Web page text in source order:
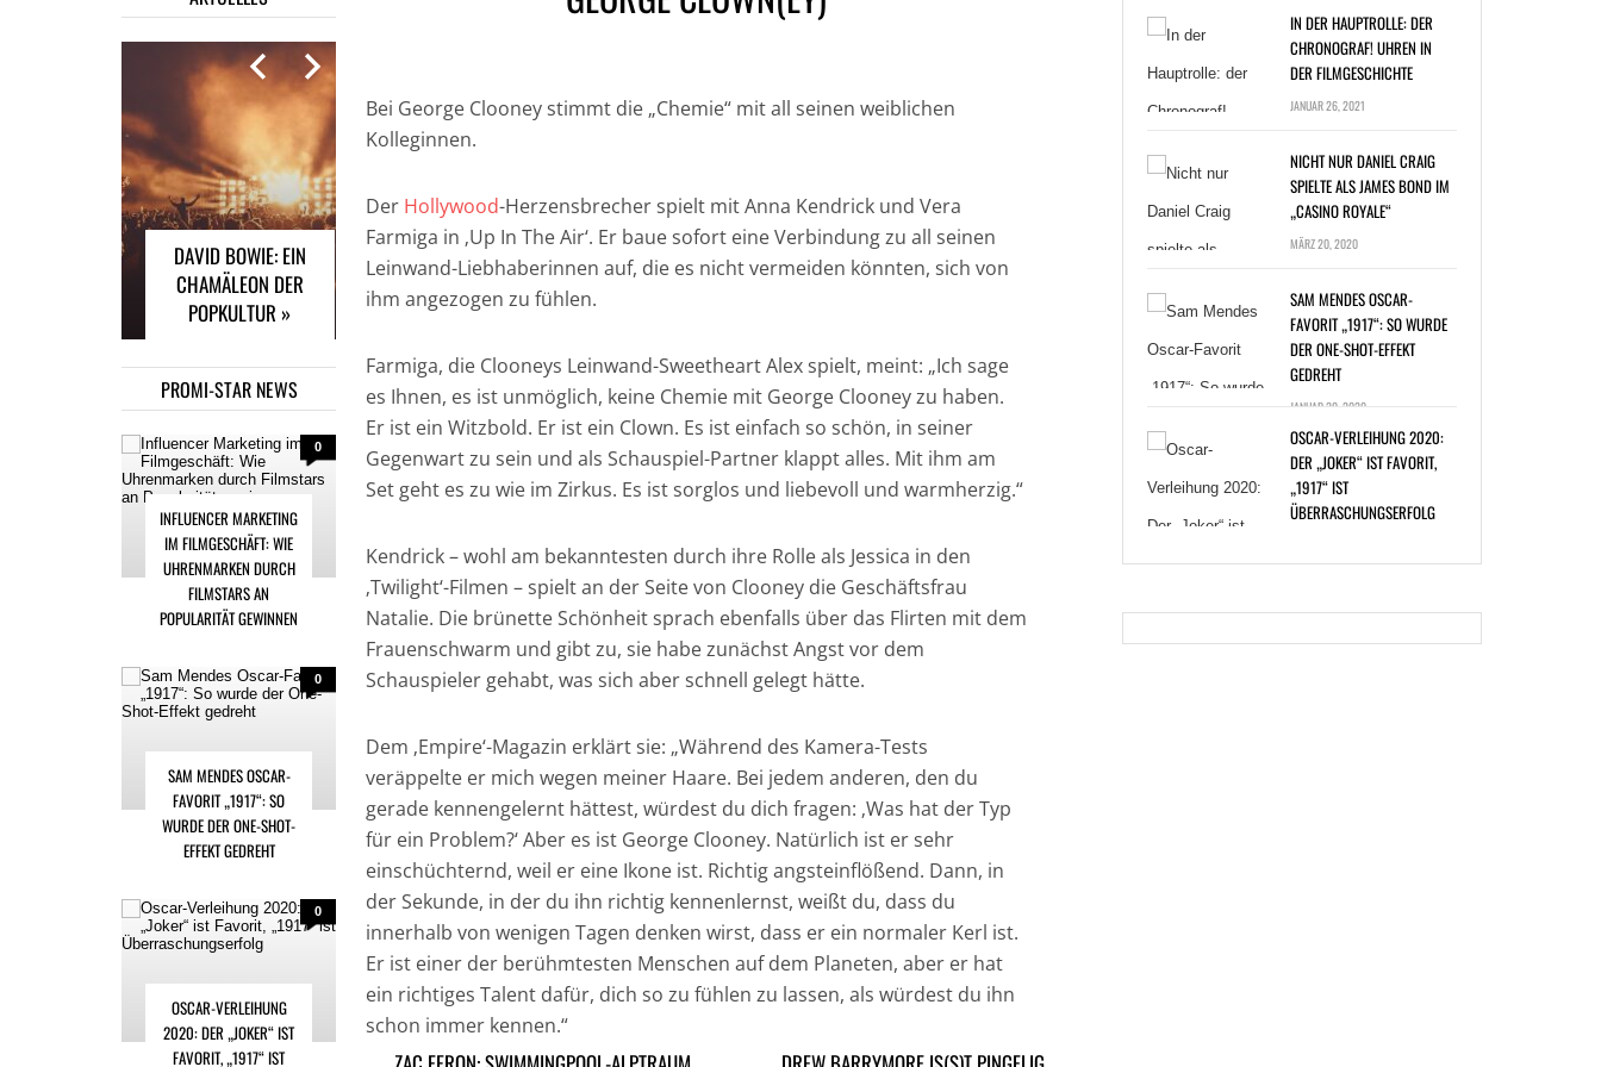
DAVID BOWIE: EIN
CHAMÄLEON DER
POPKULTUR »
INFLUENCER
FILMGESCHÄFT: WIE
UHRENMARKEN
DURCH FILMSTARS
AN POPULARITÄT
GEWINNEN »
IN DER HAUPTROLLE:
DER CHRONOGRAF!
UHREN IN DER
GESUND UND GUT
FÜR DICH UND DIE
UMWELT:
NACHHALTIGE
NICHT NUR DANIEL
CRAIG SPIELTE ALS
„CASINO ROYALE“ »
PROMI-STAR NEWS
0
INFLUENCER MARKETING
IM FILMGESCHÄFT: WIE
UHRENMARKEN DURCH
FILMSTARS AN
POPULARITÄT GEWINNEN
0
SAM MENDES OSCAR-
FAVORIT „1917“: SO
WURDE DER ONE-SHOT-
EFFEKT GEDREHT
0
OSCAR-VERLEIHUNG
2020: DER „JOKER“ IST
FAVORIT, „1917“ IST
Bei George Clooney stimmt die „Chemie“ mit all seinen weiblichen
Kolleginnen.
Der Hollywood-Herzensbrecher spielt mit Anna Kendrick und Vera
Farmiga in ‚Up In The Air‘. Er baue sofort eine Verbindung zu all seinen
Leinwand-Liebhaberinnen auf, die es nicht vermeiden könnten, sich von
ihm angezogen zu fühlen.
Farmiga, die Clooneys Leinwand-Sweetheart Alex spielt, meint: „Ich sage
es Ihnen, es ist unmöglich, keine Chemie mit George Clooney zu haben.
Er ist ein Witzbold. Er ist ein Clown. Es ist einfach so schön, in seiner
Gegenwart zu sein und als Schauspiel-Partner klappt alles. Mit ihm am
Set geht es zu wie im Zirkus. Es ist sorglos und liebevoll und warmherzig.“
Kendrick – wohl am bekanntesten durch ihre Rolle als Jessica in den
‚Twilight‘-Filmen – spielt an der Seite von Clooney die Geschäftsfrau
Natalie. Die brünette Schönheit sprach ebenfalls über das Flirten mit dem
Frauenschwarm und gibt zu, sie habe zunächst Angst vor dem
Schauspieler gehabt, was sich aber schnell gelegt hätte.
Dem ‚Empire‘-Magazin erklärt sie: „Während des Kamera-Tests
veräppelte er mich wegen meiner Haare. Bei jedem anderen, den du
gerade kennengelernt hättest, würdest du dich fragen: ‚Was hat der Typ
für ein Problem?‘ Aber es ist George Clooney. Natürlich ist er sehr
einschüchternd, weil er eine Ikone ist. Richtig angsteinflößend. Dann, in
der Sekunde, in der du ihn richtig kennenlernst, weißt du, dass du
innerhalb von wenigen Tagen denken wirst, dass er ein normaler Kerl ist.
Er ist einer der berühmtesten Menschen auf dem Planeten, aber er hat
ein richtiges Talent dafür, dich so zu fühlen zu lassen, als würdest du ihn
schon immer kennen.“
IN DER HAUPTROLLE: DER
CHRONOGRAF! UHREN IN
DER FILMGESCHICHTE
JANUAR 26, 2021
NICHT NUR DANIEL CRAIG
SPIELTE ALS JAMES BOND IM
„CASINO ROYALE“
MÄRZ 20, 2020
SAM MENDES OSCAR-
FAVORIT „1917“: SO WURDE
DER ONE-SHOT-EFFEKT
GEDREHT
JANUAR 20, 2020
OSCAR-VERLEIHUNG 2020:
DER „JOKER“ IST FAVORIT,
„1917“ IST
ÜBERRASCHUNGSERFOLG